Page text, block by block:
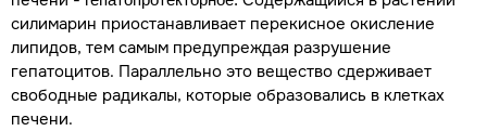
силимарин приостанавливает перекисное окисление
липидов, тем самым предупреждая разрушение
гепатоцитов. Параллельно это вещество сдерживает
свободные радикалы, которые образовались в клетках
печени.